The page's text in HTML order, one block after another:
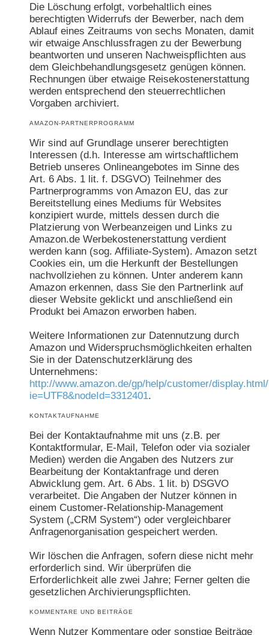
Die Löschung erfolgt, vorbehaltlich eines
berechtigten Widerrufs der Bewerber, nach dem
Ablauf eines Zeitraums von sechs Monaten, damit
wir etwaige Anschlussfragen zu der Bewerbung
beantworten und unseren Nachweispflichten aus
dem Gleichbehandlungsgesetz genügen können.
Rechnungen über etwaige Reisekostenerstattung
werden entsprechend den steuerrechtlichen
Vorgaben archiviert.
AMAZON-PARTNERPROGRAMM
Wir sind auf Grundlage unserer berechtigten
Interessen (d.h. Interesse am wirtschaftlichem
Betrieb unseres Onlineangebotes im Sinne des
Art. 6 Abs. 1 lit. f. DSGVO) Teilnehmer des
Partnerprogramms von Amazon EU, das zur
Bereitstellung eines Mediums für Websites
konzipiert wurde, mittels dessen durch die
Platzierung von Werbeanzeigen und Links zu
Amazon.de Werbekostenerstattung verdient
werden kann (sog. Affiliate-System). Amazon setzt
Cookies ein, um die Herkunft der Bestellungen
nachvollziehen zu können. Unter anderem kann
Amazon erkennen, dass Sie den Partnerlink auf
dieser Website geklickt und anschließend ein
Produkt bei Amazon erworben haben.
Weitere Informationen zur Datennutzung durch
Amazon und Widerspruchsmöglichkeiten erhalten
Sie in der Datenschutzerklärung des
Unternehmens:
http://www.amazon.de/gp/help/customer/
ie=UTF8&nodeId=3312401.
KONTAKTAUFNAHME
Bei der Kontaktaufnahme mit uns (z.B. per
Kontaktformular, E-Mail, Telefon oder via sozialer
Medien) werden die Angaben des Nutzers zur
Bearbeitung der Kontaktanfrage und deren
Abwicklung gem. Art. 6 Abs. 1 lit. b) DSGVO
verarbeitet. Die Angaben der Nutzer können in
einem Customer-Relationship-Management
System („CRM System“) oder vergleichbarer
Anfragenorganisation gespeichert werden.
Wir löschen die Anfragen, sofern diese nicht mehr
erforderlich sind. Wir überprüfen die
Erforderlichkeit alle zwei Jahre; Ferner gelten die
gesetzlichen Archivierungspflichten.
KOMMENTARE UND BEITRÄGE
Wenn Nutzer Kommentare oder sonstige Beiträge